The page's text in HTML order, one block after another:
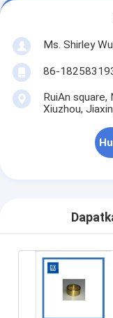
Ms. Shirley Wu
86-
RuiAn
Xiuzhou,